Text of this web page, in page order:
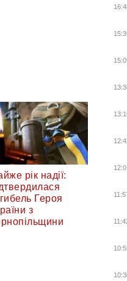
рік надії:
Героя
з